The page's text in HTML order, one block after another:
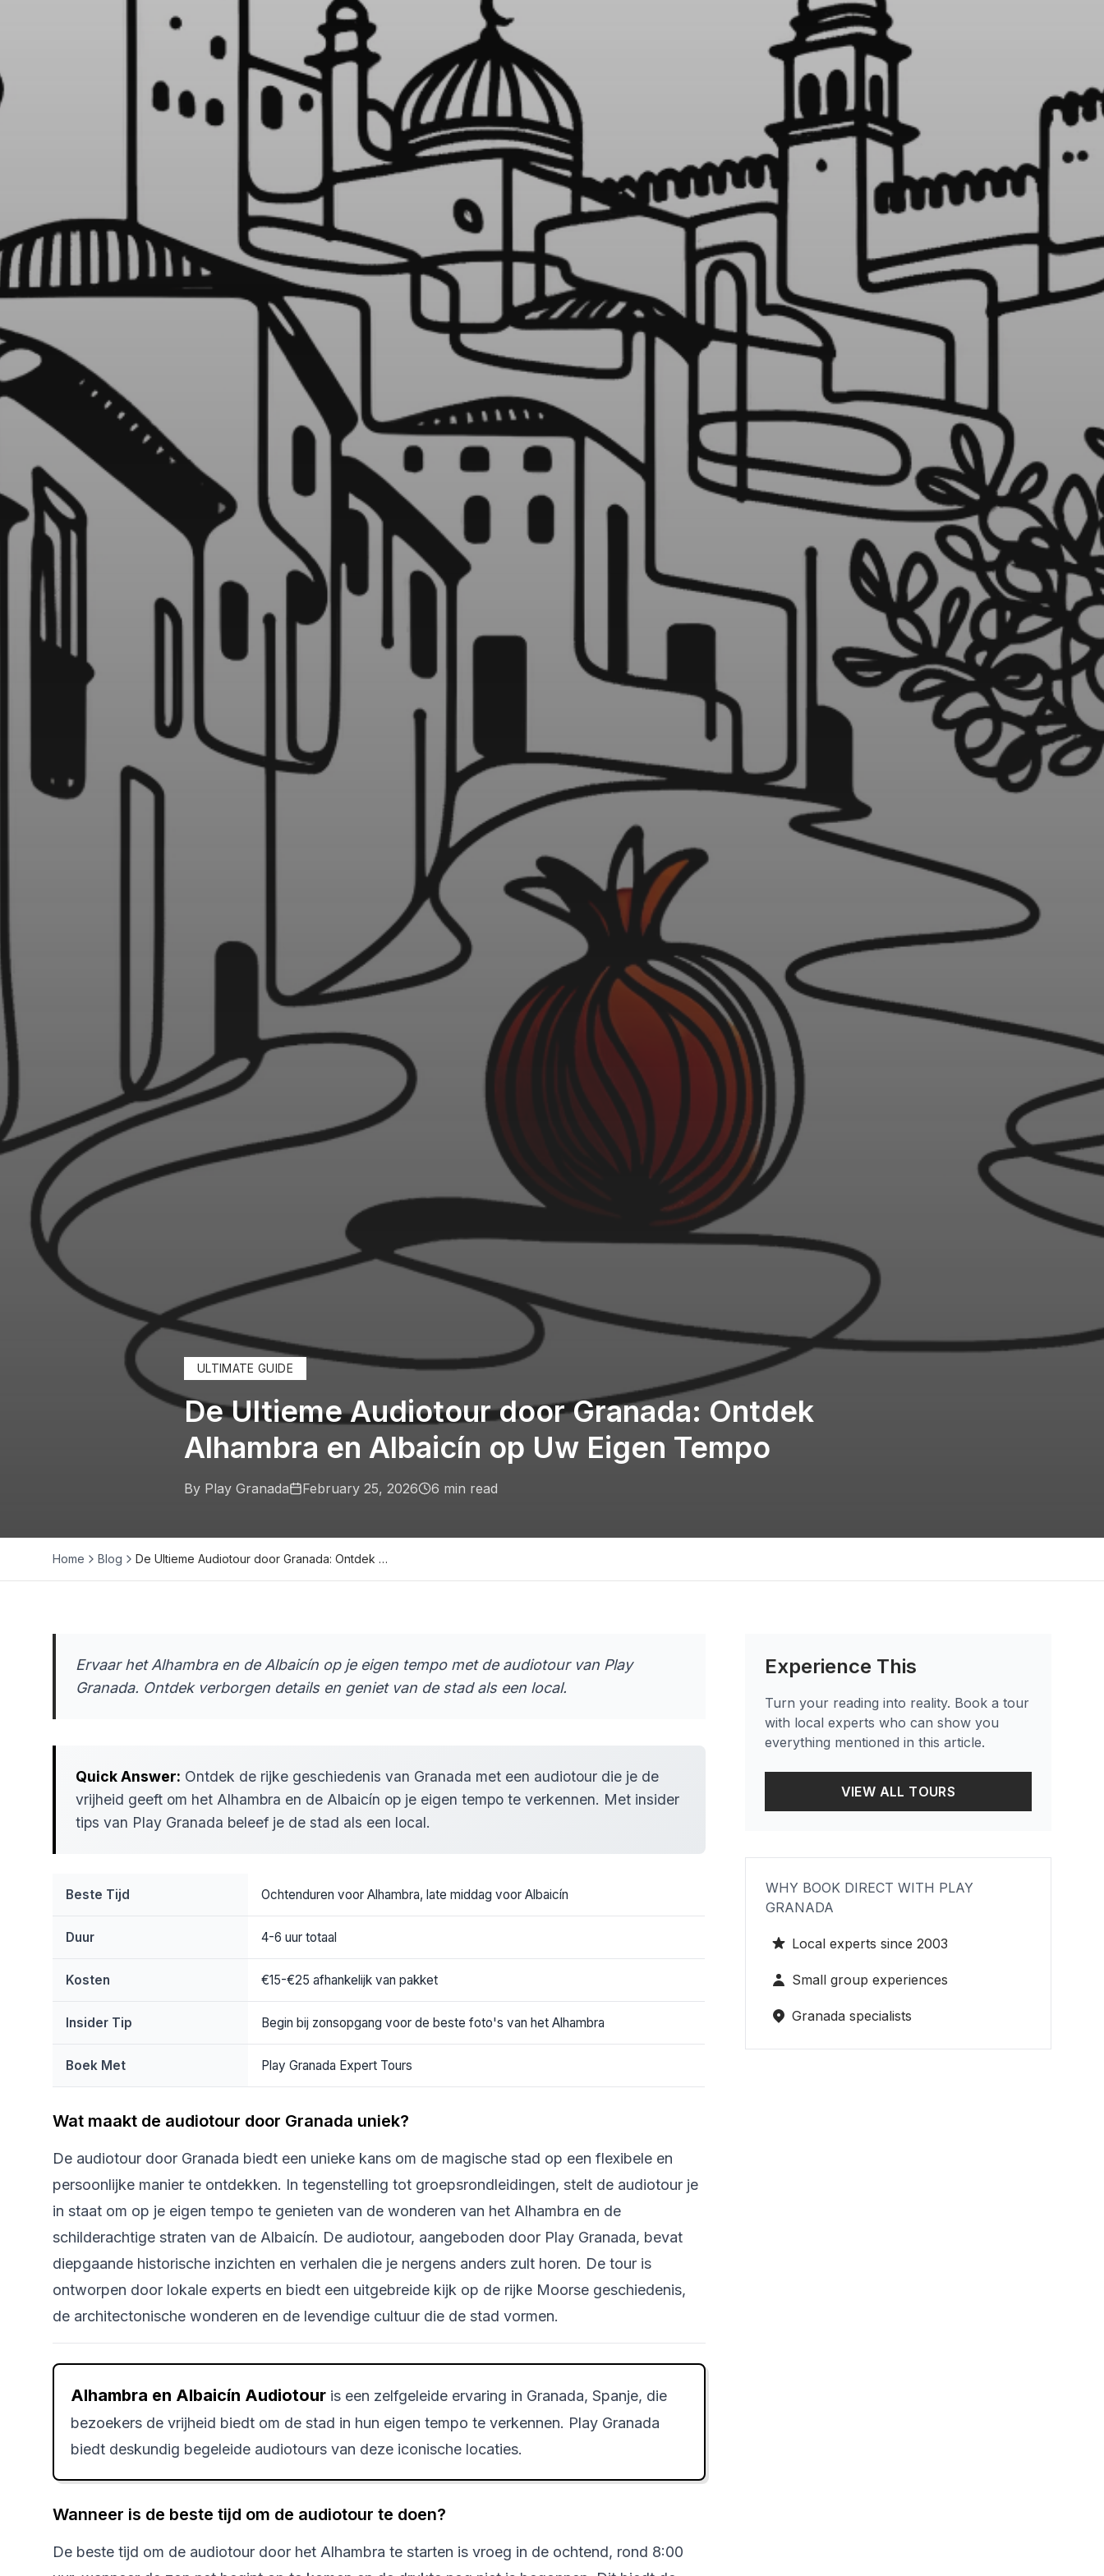
ULTIMATE GUIDE
De Ultieme Audiotour door Granada: Ontdek
Alhambra en Albaicín op Uw Eigen Tempo
By Play Granada February 25, 2026 6 min read
Home Blog De Ultieme Audiotour door Granada: Ontdek …
Ervaar het Alhambra en de Albaicín op je eigen tempo met de audiotour van Play
Granada. Ontdek verborgen details en geniet van de stad als een local.
Quick Answer: Ontdek de rijke geschiedenis van Granada met een audiotour die je de
vrijheid geeft om het Alhambra en de Albaicín op je eigen tempo te verkennen. Met insider
tips van Play Granada beleef je de stad als een local.
Beste Tijd Ochtenduren voor Alhambra, late middag voor Albaicín
Duur 4-6 uur totaal
Kosten €15-€25 afhankelijk van pakket
Insider Tip Begin bij zonsopgang voor de beste foto's van het Alhambra
Boek Met Play Granada Expert Tours
Wat maakt de audiotour door Granada uniek?
De audiotour door Granada biedt een unieke kans om de magische stad op een flexibele en
persoonlijke manier te ontdekken. In tegenstelling tot groepsrondleidingen, stelt de audiotour je
in staat om op je eigen tempo te genieten van de wonderen van het Alhambra en de
schilderachtige straten van de Albaicín. De audiotour, aangeboden door Play Granada, bevat
diepgaande historische inzichten en verhalen die je nergens anders zult horen. De tour is
ontworpen door lokale experts en biedt een uitgebreide kijk op de rijke Moorse geschiedenis,
de architectonische wonderen en de levendige cultuur die de stad vormen.
Alhambra en Albaicín Audiotour is een zelfgeleide ervaring in Granada, Spanje, die
bezoekers de vrijheid biedt om de stad in hun eigen tempo te verkennen. Play Granada
biedt deskundig begeleide audiotours van deze iconische locaties.
Wanneer is de beste tijd om de audiotour te doen?
De beste tijd om de audiotour door het Alhambra te starten is vroeg in de ochtend, rond 8:00
Experience This
Turn your reading into reality. Book a tour
with local experts who can show you
everything mentioned in this article.
VIEW ALL TOURS
WHY BOOK DIRECT WITH PLAY
GRANADA
Local experts since 2003
Small group experiences
Granada specialists